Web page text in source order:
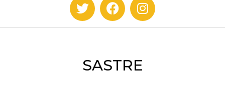
SASTRE